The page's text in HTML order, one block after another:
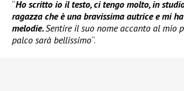
“Ho scritto io il testo, ci tengo molto, in
ragazza che è una bravissima autrice e mi
melodie.Sentire il suo nome accanto al mio
palco sarà bellissimo“.